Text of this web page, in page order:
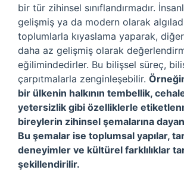
bir tür zihinsel sınıflandırmadır.
gelişmiş ya da modern olarak
toplumlarla kıyaslama yaparak,
daha az gelişmiş olarak
eğilimindedirler. Bu bilişsel süreç,
çarpıtmalarla zenginleşebilir.
bir ülkenin halkının tembellik,
yetersizlik gibi özelliklerle
bireylerin zihinsel şemalarına
Bu şemalar ise toplumsal yapılar,
deneyimler ve kültürel farklılıklar
şekillendirilir.